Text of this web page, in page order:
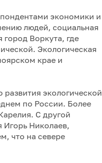
экономики и
людей, социальная
Воркута, где
Экологическая
крае и
экологической
по России. Более
С другой
Игорь Николаев,
что на севере